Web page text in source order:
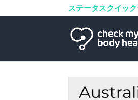
ステータスクイッ